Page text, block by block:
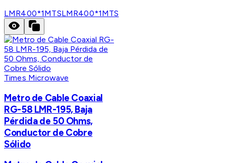
LMR400*1MTSLMR400*1MTS
Times Microwave
Metro de Cable Coaxial
RG-58 LMR-195, Baja
Pérdida de 50 Ohms,
Conductor de Cobre
Sólido